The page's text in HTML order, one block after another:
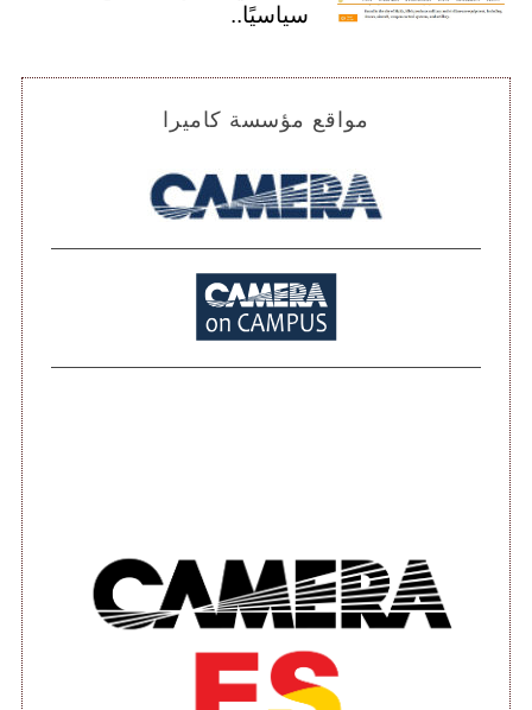
سياسيًا..
مواقع مؤسسة كاميرا
r
c